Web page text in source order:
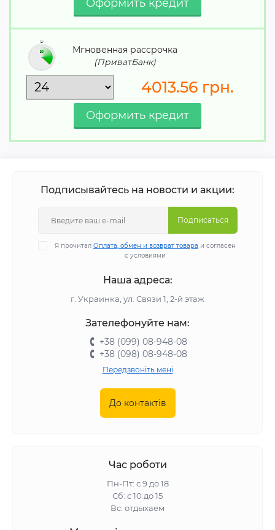
Мгновенная рассрочка
(ПриватБанк)
4013.56грн.
Подписывайтесь на новости и акции:
Подписаться
Я прочитал Оплата, обмен и возврат товара и согласен
с условиями
Наша адреса:
г. Украинка, ул. Связи 1, 2-й этаж
Зателефонуйте нам:
+38 (099) 08-948-08
+38 (098) 08-948-08
Передзвоніть мені
До контактів
Час роботи
Пн-Пт: с 9 до 18
Сб: с 10 до 15
Вс: отдыхаем